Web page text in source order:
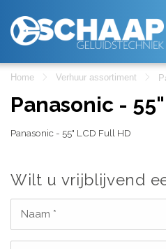
Home Verhuur assortiment
Panasonic -
Panasonic - 55" LCD Full HD
Wilt u vrijblijvend
Naam *